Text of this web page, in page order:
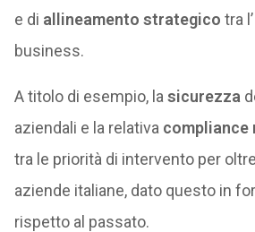
e di allineamento strategico tra
business.
A titolo di esempio, la sicurezza
aziendali e la relativa compliance
tra le priorità di intervento per oltre
aziende italiane, dato questo in
rispetto al passato.